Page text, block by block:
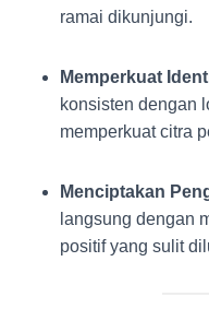
ramai dikunjungi.
Memperkuat
konsisten dengan
memperkuat citra
Menciptakan
langsung dengan
positif yang sulit